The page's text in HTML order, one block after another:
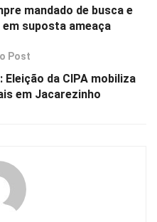
mandado de busca e
suposta ameaça
Post
da CIPA mobiliza
em Jacarezinho